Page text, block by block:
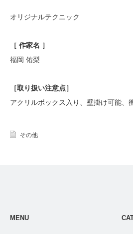
オリジナルテクニック
［ 作家名 ］
福岡 佑梨
［取り扱い注意点］
アクリルボックス入り、壁掛け可能、
その他
MENU